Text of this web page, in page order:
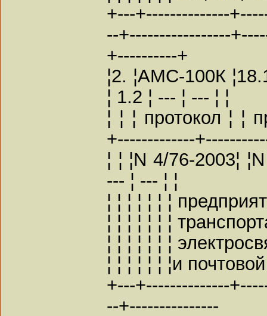
+---+--------------
--+-----------------
+----------+
¦2. ¦АМС-100К
¦ 1.2 ¦ --- ¦ --- ¦ ¦
¦ ¦ ¦ протокол ¦ ¦
+-------------
¦ ¦ ¦N 4/76-2003¦
--- ¦ --- ¦ ¦
¦ ¦ ¦ ¦ ¦ ¦ ¦
¦ ¦ ¦ ¦ ¦ ¦ ¦
¦ ¦ ¦ ¦ ¦ ¦ ¦
¦ ¦ ¦ ¦ ¦ ¦ ¦и
+---+--------------
--+---------------